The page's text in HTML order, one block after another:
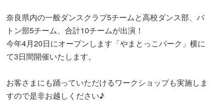
奈良県内の一般ダンスクラブ5チームと高校ダンス部、バ
トン部5チーム、合計10チームが出演！
今年4月20日にオープンします「やまとっこパーク」横に
て3日間開催いたします。
お客さまにも踊っていただけるワークショップも実施しま
すので是非お越しください♪